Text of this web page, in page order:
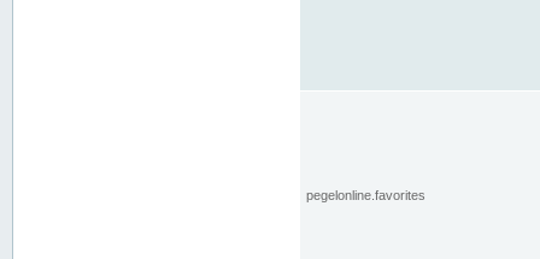
pegelonline.favorites